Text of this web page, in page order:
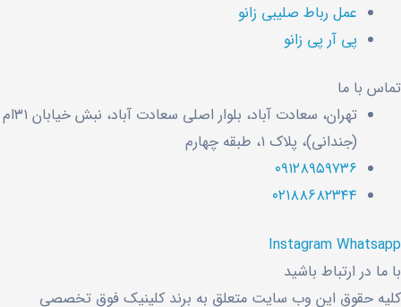
عمل رباط صلیبی زانو
پی آر پی زانو
تماس با ما
تهران، سعادت آباد، بلوار اصلی سعادت آباد، نبش خیابان ۳۱ام
(جندانی)، پلاک ۱، طبقه چهارم
۰۹۱۲۸۹۵۹۷۳۶
۰۲۱۸۸۶۸۲۳۴۴
InstagramWhatsapp
با ما در ارتباط باشید
کلیه حقوق این وب سایت متعلق به برند کلینیک فوق تخصصی